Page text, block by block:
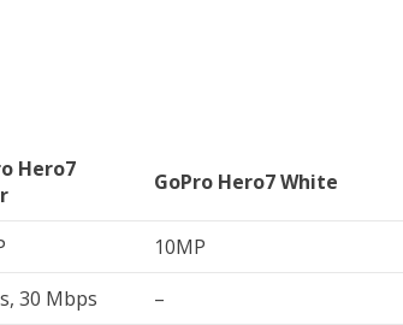
Hero7
GoPro Hero7 White
10MP
30 Mbps
–